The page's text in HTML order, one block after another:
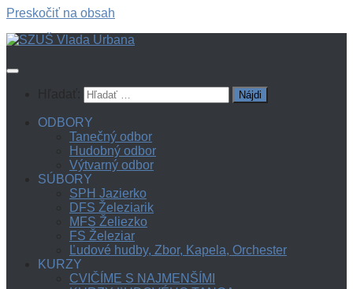
Preskočiť na obsah
ODBORY
Tanečný odbor
Hudobný odbor
Výtvarný odbor
SÚBORY
SPH Jazierko
DFS Železiarik
MFS Želiezko
FS Železiar
Ľudové hudby, Zbor, Kapela, Orchester
KURZY
CVIČÍME S NAJMENŠÍMI